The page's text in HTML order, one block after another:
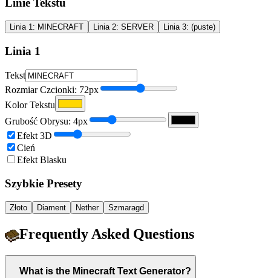
Linie Tekstu
Linia 1: MINECRAFT Linia 2: SERVER Linia 3: (puste)
Linia 1
Tekst
Rozmiar Czcionki: 72px
Kolor Tekstu
Grubość Obrysu: 4px
Efekt 3D
Cień
Efekt Blasku
Szybkie Presety
Złoto Diament Nether Szmaragd
Frequently Asked Questions
What is the Minecraft Text Generator?